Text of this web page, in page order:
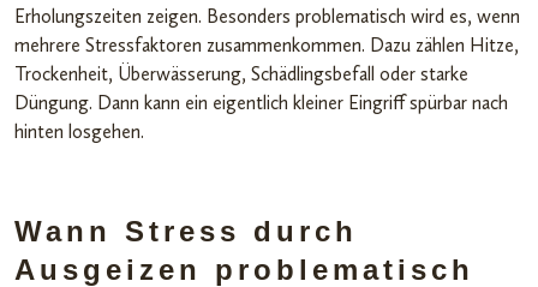
Erholungszeiten zeigen. Besonders problematisch wird es, wenn
mehrere Stressfaktoren zusammenkommen. Dazu zählen Hitze,
Trockenheit, Überwässerung, Schädlingsbefall oder starke
Düngung. Dann kann ein eigentlich kleiner Eingriff spürbar nach
hinten losgehen.
Wann Stress durch
Ausgeizen problematisch